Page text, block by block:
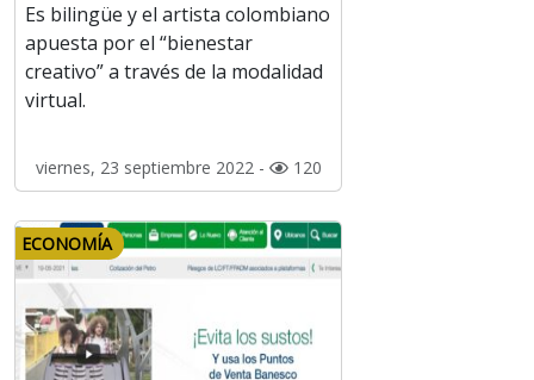
Es bilingüe y el artista colombiano
apuesta por el “bienestar
creativo” a través de la modalidad
virtual.
viernes, 23 septiembre 2022 - 120
ECONOMÍA